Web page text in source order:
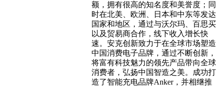
额，拥有很高的知名度和美誉度；同
时在北美、欧洲、日本和中东等发达
国家和地区，通过与沃尔玛、百思买
以及贸易商合作，线下收入增长快
速。安克创新致力于在全球市场塑造
中国消费电子品牌，通过不断创新，
将富有科技魅力的领先产品带向全球
消费者，弘扬中国智造之美。成功打
造了智能充电品牌Anker，并相继推